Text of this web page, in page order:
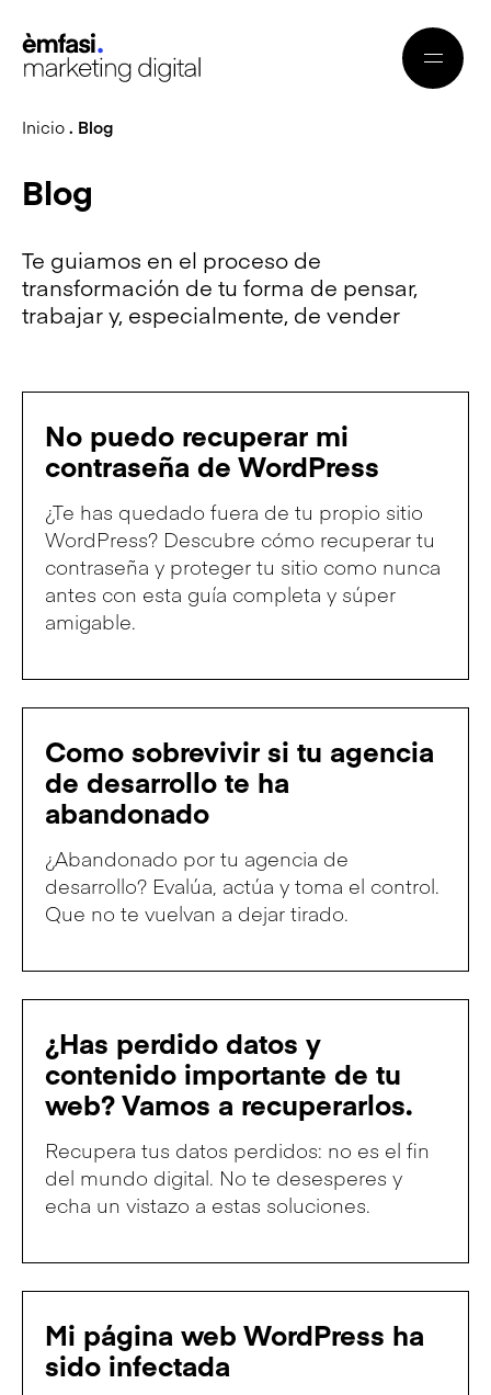
Inicio. Blog
Blog
Te guiamos en el proceso de
transformación de tu forma de pensar,
trabajar y, especialmente, de vender
No puedo recuperar mi
contraseña de WordPress
¿Te has quedado fuera de tu propio sitio
WordPress? Descubre cómo recuperar tu
contraseña y proteger tu sitio como nunca
antes con esta guía completa y súper
amigable.
Como sobrevivir si tu agencia
de desarrollo te ha
abandonado
¿Abandonado por tu agencia de
desarrollo? Evalúa, actúa y toma el control.
Que no te vuelvan a dejar tirado.
¿Has perdido datos y
contenido importante de tu
web? Vamos a recuperarlos.
Recupera tus datos perdidos: no es el fin
del mundo digital. No te desesperes y
echa un vistazo a estas soluciones.
Mi página web WordPress ha
sido infectada